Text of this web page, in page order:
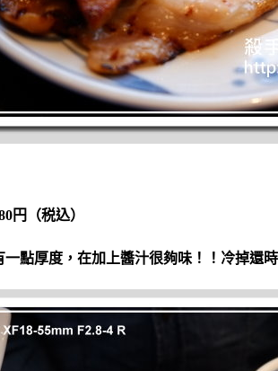
円（税込）
一點厚度，在加上醬汁很夠味！！冷掉還